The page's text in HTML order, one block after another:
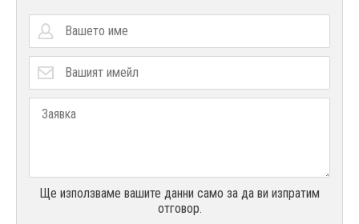
Ще използваме вашите данни само за да ви изпратим
отговор.